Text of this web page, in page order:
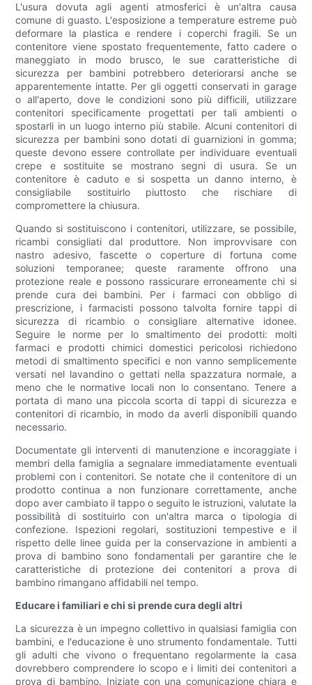
L'usura dovuta agli agenti atmosferici è un'altra causa
comune di guasto. L'esposizione a temperature estreme può
deformare la plastica e rendere i coperchi fragili. Se un
contenitore viene spostato frequentemente, fatto cadere o
maneggiato in modo brusco, le sue caratteristiche di
sicurezza per bambini potrebbero deteriorarsi anche se
apparentemente intatte. Per gli oggetti conservati in garage
o all'aperto, dove le condizioni sono più difficili, utilizzare
contenitori specificamente progettati per tali ambienti o
spostarli in un luogo interno più stabile. Alcuni contenitori di
sicurezza per bambini sono dotati di guarnizioni in gomma;
queste devono essere controllate per individuare eventuali
crepe e sostituite se mostrano segni di usura. Se un
contenitore è caduto e si sospetta un danno interno, è
consigliabile sostituirlo piuttosto che rischiare di
compromettere la chiusura.
Quando si sostituiscono i contenitori, utilizzare, se possibile,
ricambi consigliati dal produttore. Non improvvisare con
nastro adesivo, fascette o coperture di fortuna come
soluzioni temporanee; queste raramente offrono una
protezione reale e possono rassicurare erroneamente chi si
prende cura dei bambini. Per i farmaci con obbligo di
prescrizione, i farmacisti possono talvolta fornire tappi di
sicurezza di ricambio o consigliare alternative idonee.
Seguire le norme per lo smaltimento dei prodotti: molti
farmaci e prodotti chimici domestici pericolosi richiedono
metodi di smaltimento specifici e non vanno semplicemente
versati nel lavandino o gettati nella spazzatura normale, a
meno che le normative locali non lo consentano. Tenere a
portata di mano una piccola scorta di tappi di sicurezza e
contenitori di ricambio, in modo da averli disponibili quando
necessario.
Documentate gli interventi di manutenzione e incoraggiate i
membri della famiglia a segnalare immediatamente eventuali
problemi con i contenitori. Se notate che il contenitore di un
prodotto continua a non funzionare correttamente, anche
dopo aver cambiato il tappo o seguito le istruzioni, valutate la
possibilità di sostituirlo con un'altra marca o tipologia di
confezione. Ispezioni regolari, sostituzioni tempestive e il
rispetto delle linee guida per la conservazione in ambienti a
prova di bambino sono fondamentali per garantire che le
caratteristiche di protezione dei contenitori a prova di
bambino rimangano affidabili nel tempo.
Educare i familiari e chi si prende cura degli altri
La sicurezza è un impegno collettivo in qualsiasi famiglia con
bambini, e l'educazione è uno strumento fondamentale. Tutti
gli adulti che vivono o frequentano regolarmente la casa
dovrebbero comprendere lo scopo e i limiti dei contenitori a
prova di bambino. Iniziate con una comunicazione chiara e